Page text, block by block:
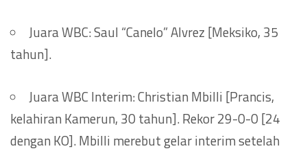
Juara WBC: Saul “Canelo” Alvrez [Meksiko, 35
tahun].
Juara WBC Interim: Christian Mbilli [Prancis,
kelahiran Kamerun, 30 tahun]. Rekor 29-0-0 [24
dengan KO]. Mbilli merebut gelar interim setelah